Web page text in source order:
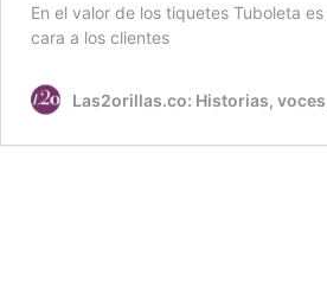
En el valor de los tiquetes Tuboleta
cara a los clientes
Las2orillas.co: Historias,